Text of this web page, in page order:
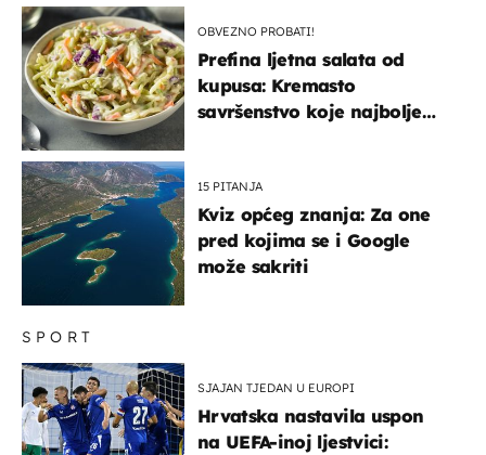
SPORT
SJAJAN TJEDAN U EUROPI
Hrvatska nastavila uspon
na UEFA-inoj ljestvici:
OBVEZNO PROBATI!
Prefina ljetna salata od
kupusa: Kremasto
savršenstvo koje najbolje
15 PITANJA
Kviz općeg znanja: Za one
pred kojima se i Google
može sakriti